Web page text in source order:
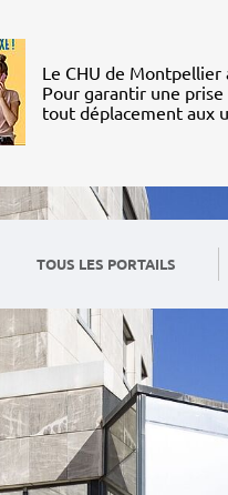
Le CHU de Montpellier
Pour garantir une prise
tout déplacement aux
TOUS LES PORTAILS